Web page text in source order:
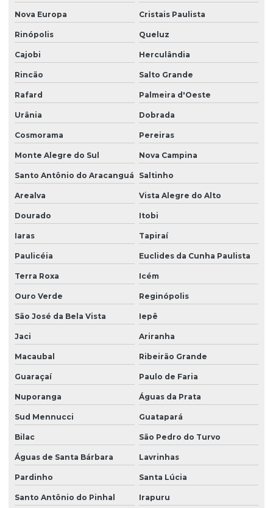
Nova Europa Cristais Paulista
Rinópolis Queluz
Cajobi Herculândia
Rincão Salto Grande
Rafard Palmeira d'Oeste
Urânia Dobrada
Cosmorama Pereiras
Monte Alegre do Sul Nova Campina
Santo Antônio do Aracanguá Saltinho
Arealva Vista Alegre do Alto
Dourado Itobi
Iaras Tapiraí
Paulicéia Euclides da Cunha Paulista
Terra Roxa Icém
Ouro Verde Reginópolis
São José da Bela Vista Iepê
Jaci Ariranha
Macaubal Ribeirão Grande
Guaraçaí Paulo de Faria
Nuporanga Águas da Prata
Sud Mennucci Guatapará
Bilac São Pedro do Turvo
Águas de Santa Bárbara Lavrinhas
Pardinho Santa Lúcia
Santo Antônio do Pinhal Irapuru